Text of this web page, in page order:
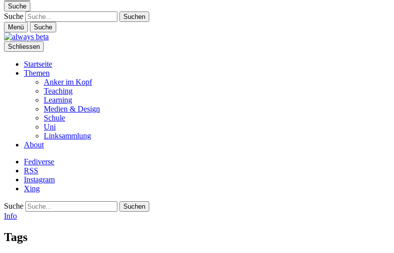
Suche
Suche
Menü Suche
Schliessen
Startseite
Themen
Anker im Kopf
Teaching
Learning
Medien & Design
Schule
Uni
Linksammlung
About
Fediverse
RSS
Instagram
Xing
Suche
Info
Tags